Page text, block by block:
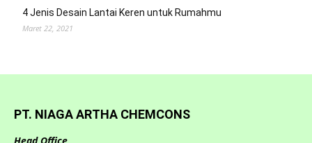
4 Jenis Desain Lantai Keren untuk Rumahmu
Maret 22, 2021
PT. NIAGA ARTHA CHEMCONS